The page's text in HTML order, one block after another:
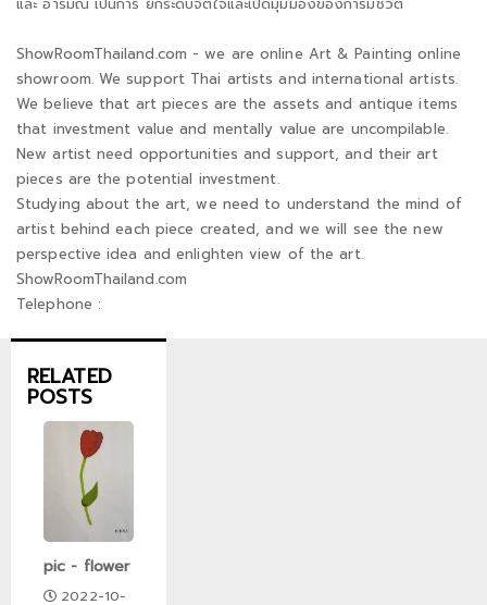
ShowRoomThailand.com - we are online Art & Painting online
showroom. We support Thai artists and international artists.
We believe that art pieces are the assets and antique items
that investment value and mentally value are uncompilable.
New artist need opportunities and support, and their art
pieces are the potential investment.
Studying about the art, we need to understand the mind of
artist behind each piece created, and we will see the new
perspective idea and enlighten view of the art.
ShowRoomThailand.com
Telephone :
RELATED
POSTS
pic - flower
2022-10-